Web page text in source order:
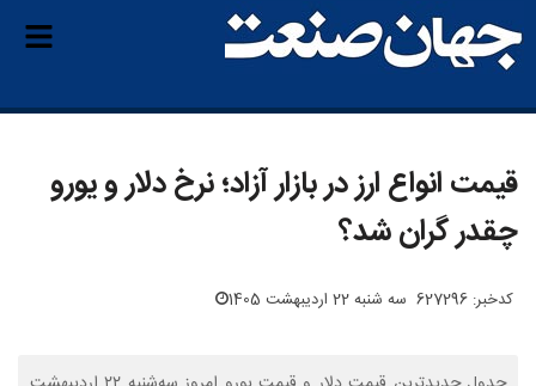
قیمت انواع ارز در بازار آزاد؛ نرخ دلار و یورو
چقدر گران شد؟
کدخبر: 627296 سه شنبه 22 اردیبهشت 1405